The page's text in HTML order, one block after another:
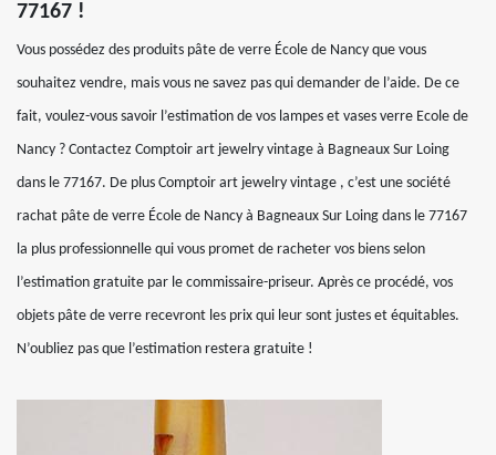
77167 !
Vous possédez des produits pâte de verre École de Nancy que vous
souhaitez vendre, mais vous ne savez pas qui demander de l’aide. De ce
fait, voulez-vous savoir l’estimation de vos lampes et vases verre Ecole de
Nancy ? Contactez Comptoir art jewelry vintage à Bagneaux Sur Loing
dans le 77167. De plus Comptoir art jewelry vintage , c’est une société
rachat pâte de verre École de Nancy à Bagneaux Sur Loing dans le 77167
la plus professionnelle qui vous promet de racheter vos biens selon
l’estimation gratuite par le commissaire-priseur. Après ce procédé, vos
objets pâte de verre recevront les prix qui leur sont justes et équitables.
N’oubliez pas que l’estimation restera gratuite !